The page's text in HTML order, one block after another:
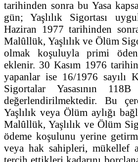
tarihinden sonra bu Yasa
gün; Yaşlılık Sigortası
Haziran 1977 tarihinden
Malûllük, Yaşlılık ve Ölüm
olmak koşuluyla primi
eklenir. 30 Kasım 1976
yapanlar ise 16/1976 sayılı
Sigortalar Yasasının
değerlendirilmektedir. Bu
Yaşlılık veya Ölüm aylığı
Malûllük, Yaşlılık ve Ölüm
ödeme koşulunu yerine
veya hak sahipleri, mükellef
tercih ettikleri kadarını